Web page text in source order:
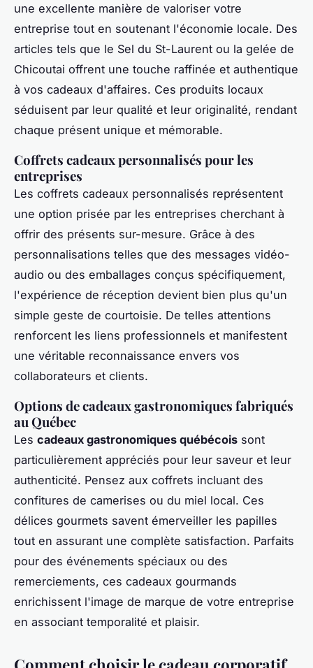
une excellente manière de valoriser votre
entreprise tout en soutenant l'économie locale. Des
articles tels que le Sel du St-Laurent ou la gelée de
Chicoutai offrent une touche raffinée et authentique
à vos cadeaux d'affaires. Ces produits locaux
séduisent par leur qualité et leur originalité, rendant
chaque présent unique et mémorable.
Coffrets cadeaux personnalisés pour les
entreprises
Les coffrets cadeaux personnalisés représentent
une option prisée par les entreprises cherchant à
offrir des présents sur-mesure. Grâce à des
personnalisations telles que des messages vidéo-
audio ou des emballages conçus spécifiquement,
l'expérience de réception devient bien plus qu'un
simple geste de courtoisie. De telles attentions
renforcent les liens professionnels et manifestent
une véritable reconnaissance envers vos
collaborateurs et clients.
Options de cadeaux gastronomiques fabriqués
au Québec
Les cadeaux gastronomiques québécois sont
particulièrement appréciés pour leur saveur et leur
authenticité. Pensez aux coffrets incluant des
confitures de camerises ou du miel local. Ces
délices gourmets savent émerveiller les papilles
tout en assurant une complète satisfaction. Parfaits
pour des événements spéciaux ou des
remerciements, ces cadeaux gourmands
enrichissent l'image de marque de votre entreprise
en associant temporalité et plaisir.